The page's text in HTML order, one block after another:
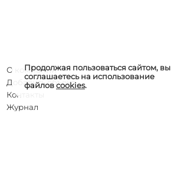
Продолжая пользоваться сайтом, вы
соглашаетесь на использование
файловcookies.
О компании
Добавить объект
Контакты
Журнал